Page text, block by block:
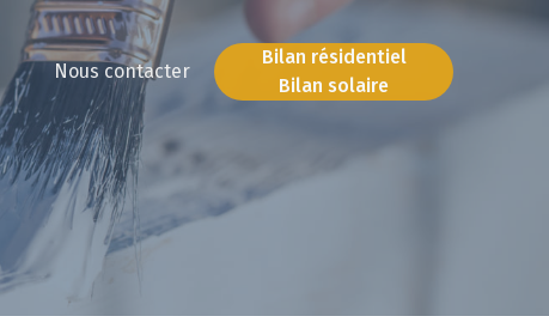
Nous contacter
Bilan résidentiel
Bilan solaire